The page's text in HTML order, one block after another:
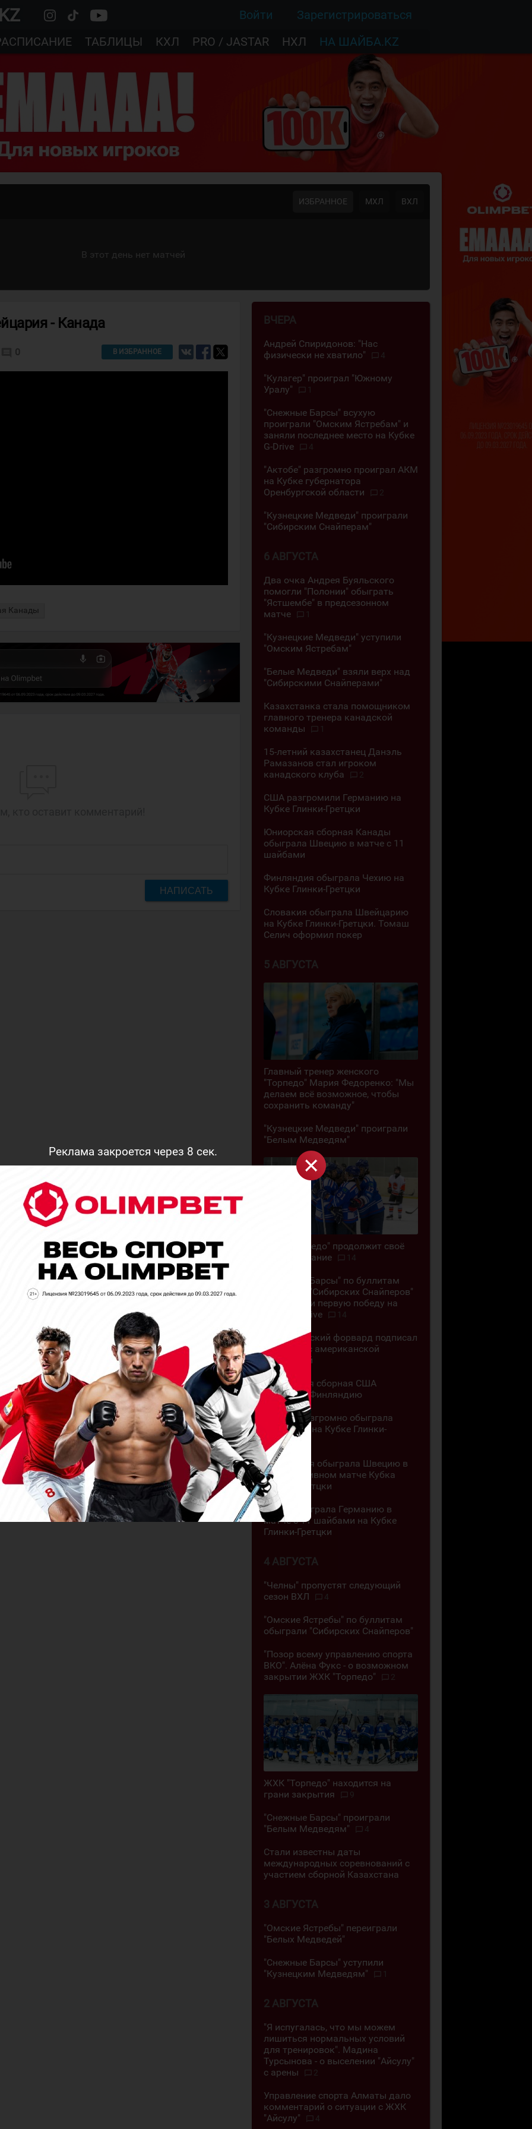
Реклама закроется через 7 сек.
Войти
Зарегистрироваться
ТАБЛИЦЫ КХЛ PRO / JASTAR НХЛ НА ШАЙБА.KZ
ИЗБРАННОЕ МХЛ ВХЛ
В этот день нет матчей
- Канада
0 В ИЗБРАННОЕ
Канады
НАПИСАТЬ
ВЧЕРА
Андрей Спиридонов: "Нас
физически не хватило"
4
"Кулагер" проиграл "Южному
Уралу"
1
"Снежные Барсы" всухую
проиграли "Омским Ястребам" и
заняли последнее место на Кубке
G-Drive
4
"Актобе" разгромно проиграл АКМ
на Кубке губернатора
Оренбургской области
2
"Кузнецкие Медведи" проиграли
"Сибирским Снайперам"
6 АВГУСТА
Два очка Андрея Буяльского
помогли "Полонии" обыграть
"Ястшембе" в предсезонном
матче
1
"Кузнецкие Медведи" уступили
"Омским Ястребам"
"Белые Медведи" взяли верх над
"Сибирскими Снайперами"
Казахстанка стала помощником
главного тренера канадской
команды
1
15-летний казахстанец Данэль
Рамазанов стал игроком
канадского клуба
2
США разгромили Германию на
Кубке Глинки-Гретцки
Юниорская сборная Канады
обыграла Швецию в матче с 11
шайбами
Финляндия обыграла Чехию на
Кубке Глинки-Гретцки
Словакия обыграла Швейцарию
на Кубке Глинки-Гретцки. Томаш
Селич оформил покер
5 АВГУСТА
Главный тренер женского
"Торпедо" Мария Федоренко: "Мы
делаем всё возможное, чтобы
сохранить команду"
"Кузнецкие Медведи" проиграли
"Белым Медведям"
ЖХК "Торпедо" продолжит своё
существование
14
"Снежные Барсы" по буллитам
обыграли "Сибирских Снайперов"
и одержали первую победу на
Кубке G-Drive
14
Казахстанский форвард подписал
контракт с американской
академией
Юниорская сборная США
обыграла Финляндию
Канада разгромно обыграла
Словакию на Кубке Глинки-
Гретцки
Швейцария обыграла Швецию в
результативном матче Кубка
Глинки-Гретцки
Чехия обыграла Германию в
матче с 11 шайбами на Кубке
Глинки-Гретцки
4 АВГУСТА
"Челны" пропустят следующий
сезон ВХЛ
4
"Омские Ястребы" по буллитам
обыграли "Сибирских Снайперов"
"Позор всему управлению спорта
ВКО". Алёна Фукс - о возможном
закрытии ЖХК "Торпедо"
2
ЖХК "Торпедо" находится на
грани закрытия
9
"Снежные Барсы" проиграли
"Белым Медведям"
4
Стали известны даты
международных соревнований с
участием сборной Казахстана
3 АВГУСТА
"Омские Ястребы" переиграли
"Белых Медведей"
"Снежные Барсы" уступили
"Кузнецким Медведям"
1
2 АВГУСТА
"Я испугалась, что мы можем
лишиться нормальных условий
для тренировок". Мадина
Турсынова - о выселении "Айсулу"
с арены
2
Управление спорта Алматы дало
комментарий о ситуации с ЖХК
"Айсулу"
4